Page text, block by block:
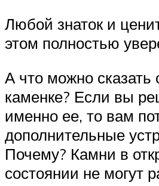
Любой знаток и
этом полностью
А что можно сказать
каменке? Если вы
именно ее, то вам
дополнительные
Почему? Камни в
состоянии не могут